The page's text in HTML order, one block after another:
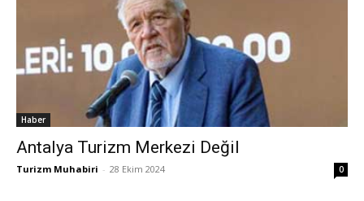
Haber
Antalya Turizm Merkezi Değil
Turizm Muhabiri - 28 Ekim 2024 0